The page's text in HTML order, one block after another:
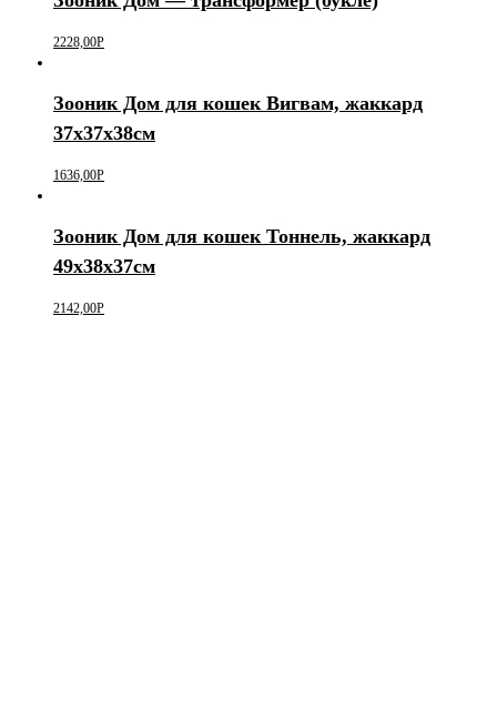
2228,00Р
Зооник Дом для кошек Вигвам, жаккард
37х37х38см
1636,00Р
Зооник Дом для кошек Тоннель, жаккард
49х38х37см
2142,00Р